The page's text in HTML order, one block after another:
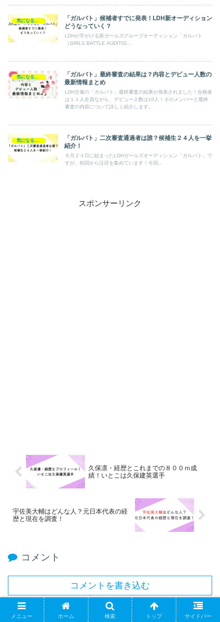
「ガルバト」候補者すでに発表！LDH新オーディション
どうなっていく？
LDHが手がける新ガールズグループオーディション「ガルバト
（GIRLS BATTLE AUDITIO...
「ガルバト」最終審査の結果は？内容とデビュー人数の
最新情報まとめ
LDH主催の「ガルバト」最終審査の結果が発表されました！合格者
は１１人全員ながら、デビュー人数は10人！そのメンバーと最終
審査の内容について詳しく紹介します。
「ガルバト」二次審査通過者は誰？候補生２４人を一挙
紹介！
８月２４日に始まったLDHガールズオーディション「ガルバト」で
すが、初回から注目を集めています！今回...
スポンサーリンク
久保凛・経歴とこれまでの８００ｍ成
績！いとこは久保建英選手
宇佐美大輔はどんな人？元日本代表の経
歴と現在を調査！
コメント
コメントを書き込む
ホーム 気になるエンタメ
メニュー ホーム 検索 トップ サイドバー